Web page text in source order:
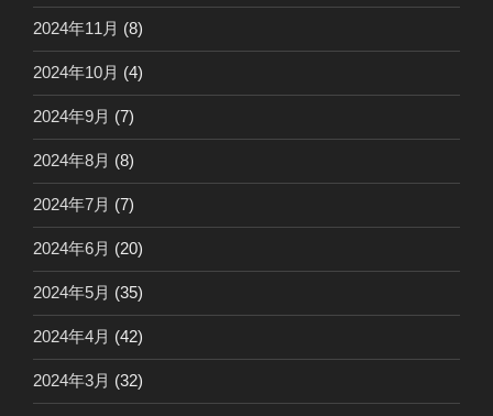
2024年11月 (8)
2024年10月 (4)
2024年9月 (7)
2024年8月 (8)
2024年7月 (7)
2024年6月 (20)
2024年5月 (35)
2024年4月 (42)
2024年3月 (32)